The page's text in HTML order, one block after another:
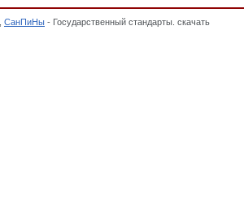
СанПиНы - Государственный стандарты. скачать